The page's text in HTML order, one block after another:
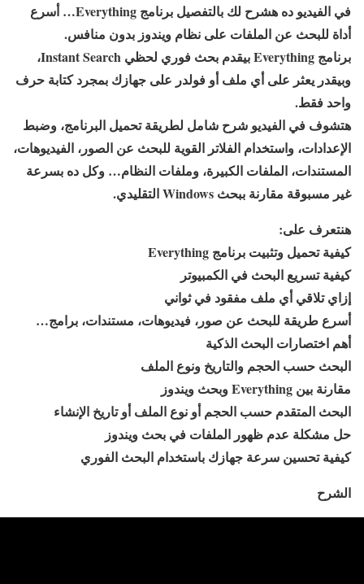
في الفيديو ده هشرح لك بالتفصيل برنامج Everything… أسرع
أداة للبحث عن الملفات على نظام ويندوز بدون منافس.
برنامج Everything بيقدم بحث فوري لحظي Instant Search،
وبيقدر يعثر على أي ملف أو فولدر على جهازك بمجرد كتابة حرف
واحد فقط.
هتشوف في الفيديو شرح شامل لطريقة تحميل البرنامج، وضبط
الإعدادات، واستخدام الفلاتر القوية للبحث عن الصور، الفيديوهات،
المستندات، الملفات الكبيرة، وملفات النظام… وكل ده بسرعة
غير مسبوقة مقارنة ببحث Windows التقليدي.
هنتعرف على:
كيفية تحميل وتثبيت برنامج Everything
كيفية تسريع البحث في الكمبيوتر
إزاي تلاقي أي ملف مفقود في ثواني
أسرع طريقة للبحث عن صور، فيديوهات، مستندات، برامج…
أهم اختصارات البحث الذكية
البحث حسب الحجم والتاريخ ونوع الملف
مقارنة بين Everything وبحث ويندوز
البحث المتقدم حسب الحجم أو نوع الملف أو تاريخ الإنشاء
حل مشكلة عدم ظهور الملفات في بحث ويندوز
كيفية تحسين سرعة جهازك باستخدام البحث الفوري
الشرح